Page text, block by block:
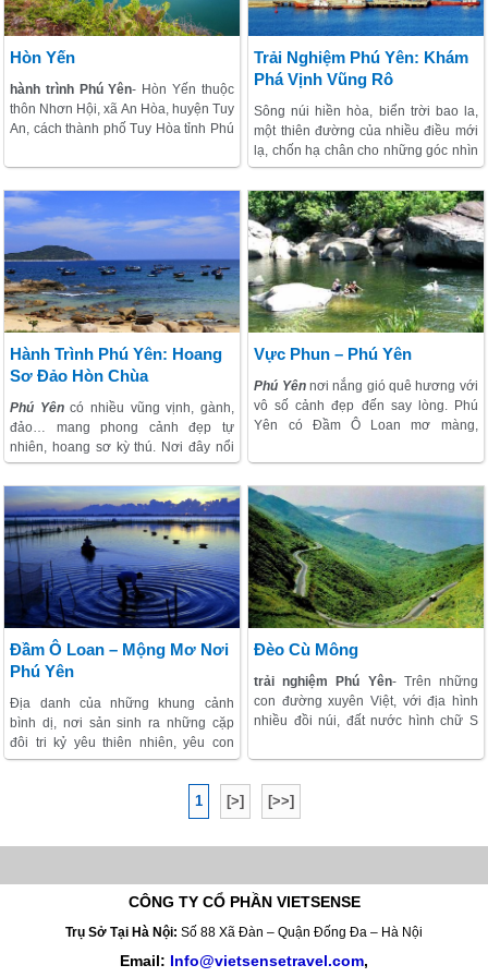
Hòn Yến
hành trình Phú Yên- Hòn Yến thuộc
thôn Nhơn Hội, xã An Hòa, huyện Tuy
An, cách thành phố Tuy Hòa tỉnh Phú
Bắc. Trải qua thời gian và sự bào
mòn của sóng biển, dãy núi nhô ra
biển giờ chỉ còn là hai hòn đảo nhỏ ở
cách bờ khoảng 100m, một lớn gọi là
Hòn Yến, nhỏ hơn là hòn Sụn, tạo
nên một hình ảnh có đôi thật tình tứ…
Trải Nghiệm Phú Yên: Khám
Phá Vịnh Vũng Rô
Sông núi hiền hòa, biển trời bao la,
một thiên đường của nhiều điều mới
lạ, chốn hạ chân cho những góc nhìn
cảnh đẹp. Nép hẳn mình vào bên
trong bờ biển, nơi yên bình của
những rạng sáng tinh mơ, thổn thức
đợi chờ từng chuyến đi câu cá, là mái
nhà của nhiều dân chài sát biển, là
cửa ngõ của từng địa dang nổi tiếng
ẩn sâu trong vịnh.
Hành Trình Phú Yên: Hoang
Sơ Đảo Hòn Chùa
Phú Yêncó nhiều vũng vịnh, gành,
đảo… mang phong cảnh đẹp tự
nhiên, hoang sơ kỳ thú. Nơi đây nổi
tiếng với địa điểm chuyến đi hấp dẫn
nhưVũng Rô, biển Đại Lãnh, vịnh
Xuân Đài, đặc biệt là đảo Hòn Chùa.
Vực Phun – Phú Yên
Phú Yênnơi nắng gió quê hương với
vô số cảnh đẹp đến say lòng. Phú
Yên có Đầm Ô Loan mơ màng,
Điện, biển Đại Lãnh… những địa
danh làm bất kỳ ai cũng phải mê mẩn
ngay từ lần đầu đặt chân đến trải
nghiệm Phú Yên. Đặc biệt, nơi đây
còn có một Vực Phun hùng vĩ, đẹp
như một bức tranh.
Đầm Ô Loan – Mộng Mơ Nơi
Phú Yên
Địa danh của những khung cảnh
bình dị, nơi sản sinh ra những cặp
đôi tri kỷ yêu thiên nhiên, yêu con
người. Đầm còn là cội nguồn của
những món ăn đặc sản, chứ danh nổi
Đèo Cù Mông
trải nghiệm Phú Yên- Trên những
con đường xuyên Việt, với địa hình
nhiều đồi núi, đất nước hình chữ S
mỗi lần đi qua không thể nào quên
con đèo được bình chọn là ngoạn
mục nhất và cảnh quan đẹp, thu hút
1 [>] [>>]
CÔNG TY CỔ PHẦN VIETSENSE
Trụ Sở Tại Hà Nội: Số 88 Xã Đàn – Quận Đống Đa – Hà Nội
Email: Info@vietsensetravel.com,